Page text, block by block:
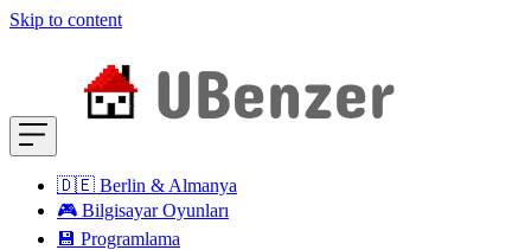
Skip to content
🇩🇪 Berlin & Almanya
🎮 Bilgisayar Oyunları
💾 Programlama